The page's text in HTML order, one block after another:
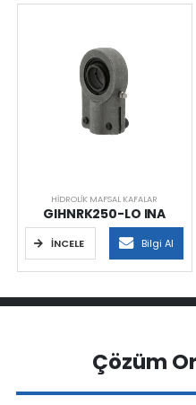
HIDROLIK MAFSAL KAFALAR
GIHNRK250-LO INA
İNCELE Bilgi Al
Çözüm